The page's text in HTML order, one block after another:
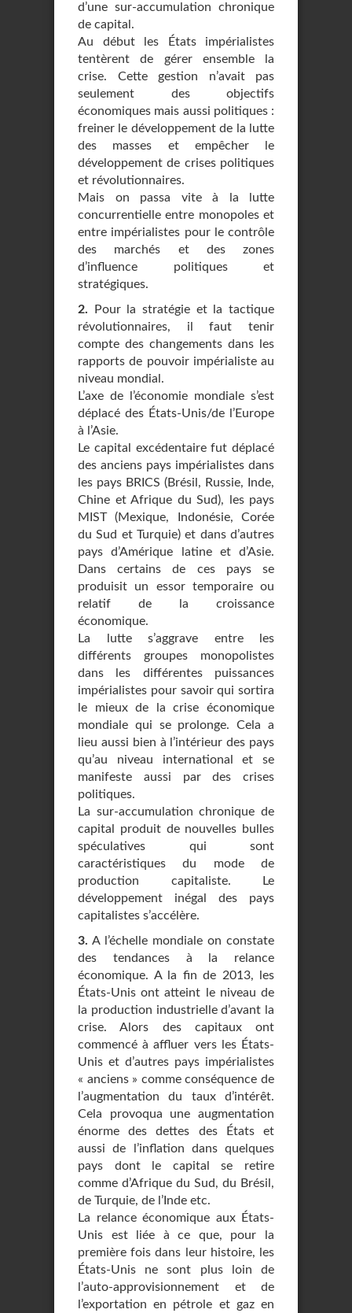
d’une sur-accumulation chronique
de capital.
Au début les États impérialistes
tentèrent de gérer ensemble la
crise. Cette gestion n’avait pas
seulement des objectifs
économiques mais aussi politiques :
freiner le développement de la lutte
des masses et empêcher le
développement de crises politiques
et révolutionnaires.
Mais on passa vite à la lutte
concurrentielle entre monopoles et
entre impérialistes pour le contrôle
des marchés et des zones
d’influence politiques et
stratégiques.
2. Pour la stratégie et la tactique
révolutionnaires, il faut tenir
compte des changements dans les
rapports de pouvoir impérialiste au
niveau mondial.
L’axe de l’économie mondiale s’est
déplacé des États-Unis/de l’Europe
à l’Asie.
Le capital excédentaire fut déplacé
des anciens pays impérialistes dans
les pays BRICS (Brésil, Russie, Inde,
Chine et Afrique du Sud), les pays
MIST (Mexique, Indonésie, Corée
du Sud et Turquie) et dans d’autres
pays d’Amérique latine et d’Asie.
Dans certains de ces pays se
produisit un essor temporaire ou
relatif de la croissance
économique.
La lutte s’aggrave entre les
différents groupes monopolistes
dans les différentes puissances
impérialistes pour savoir qui sortira
le mieux de la crise économique
mondiale qui se prolonge. Cela a
lieu aussi bien à l’intérieur des pays
qu’au niveau international et se
manifeste aussi par des crises
politiques.
La sur-accumulation chronique de
capital produit de nouvelles bulles
spéculatives qui sont
caractéristiques du mode de
production capitaliste. Le
développement inégal des pays
capitalistes s’accélère.
3. A l’échelle mondiale on constate
des tendances à la relance
économique. A la fin de 2013, les
États-Unis ont atteint le niveau de
la production industrielle d’avant la
crise. Alors des capitaux ont
commencé à affluer vers les États-
Unis et d’autres pays impérialistes
« anciens » comme conséquence de
l’augmentation du taux d’intérêt.
Cela provoqua une augmentation
énorme des dettes des États et
aussi de l’inflation dans quelques
pays dont le capital se retire
comme d’Afrique du Sud, du Brésil,
de Turquie, de l’Inde etc.
La relance économique aux États-
Unis est liée à ce que, pour la
première fois dans leur histoire, les
États-Unis ne sont plus loin de
l’auto-approvisionnement et de
l’exportation en pétrole et gaz en